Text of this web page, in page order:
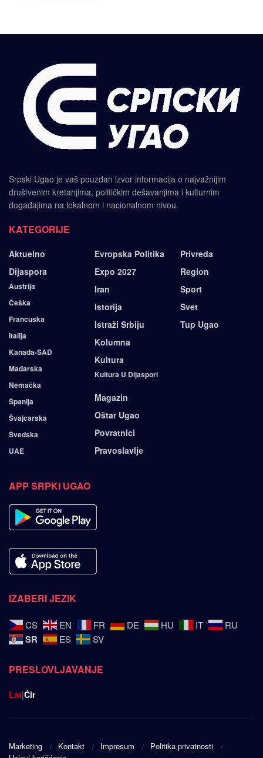
Srpski Ugao je vaš pouzdan izvor informacija o najvažnijim
društvenim kretanjima, političkim dešavanjima i kulturnim
događajima na lokalnom i nacionalnom nivou.
KATEGORIJE
Aktuelno
Dijaspora
Austrija
Češka
Francuska
Italija
Kanada-SAD
Mađarska
Nemačka
Španija
Švajcarska
Švedska
UAE
Evropska Politika
Expo 2027
Iran
Istorija
Istraži Srbiju
Kolumna
Kultura
Kultura U Dijaspori
Magazin
Oštar Ugao
Povratnici
Pravoslavlje
Privreda
Region
Sport
Svet
Tup Ugao
APP SRPKI UGAO
IZABERI JEZIK
CS EN FR DE HU IT RU
SR ES SV
PRESLOVLJAVANJE
Lat|Ćir
Marketing Kontakt Impresum
Politika privatnosti